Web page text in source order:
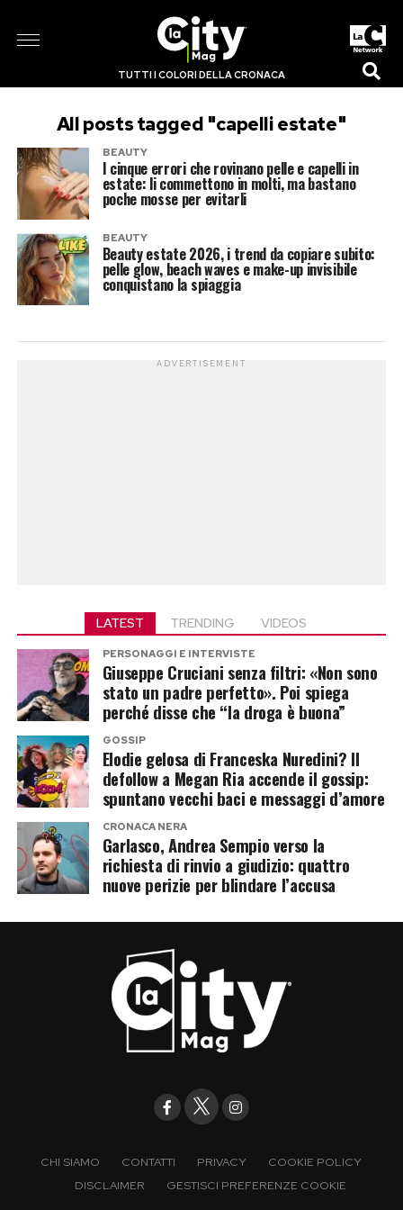
TUTTI I COLORI DELLA CRONACA
All posts tagged "capelli estate"
BEAUTY
I cinque errori che rovinano pelle e capelli in
estate: li commettono in molti, ma bastano
poche mosse per evitarli
BEAUTY
Beauty estate 2026, i trend da copiare subito:
pelle glow, beach waves e make-up invisibile
conquistano la spiaggia
ADVERTISEMENT
LATEST TRENDING VIDEOS
PERSONAGGI E INTERVISTE
Giuseppe Cruciani senza filtri: «Non sono
stato un padre perfetto». Poi spiega
perché disse che “la droga è buona”
GOSSIP
Elodie gelosa di Franceska Nuredini? Il
defollow a Megan Ria accende il gossip:
spuntano vecchi baci e messaggi d’amore
CRONACA NERA
Garlasco, Andrea Sempio verso la
richiesta di rinvio a giudizio: quattro
nuove perizie per blindare l’accusa
CHI SIAMO CONTATTI PRIVACY
COOKIE POLICY
DISCLAIMER
GESTISCI PREFERENZE COOKIE